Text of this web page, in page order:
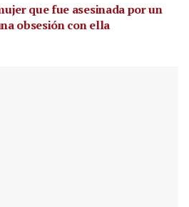
que fue asesinada por un
obsesión con ella